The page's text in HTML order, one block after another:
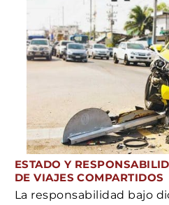
ESTADO Y
DE VIAJES COMPARTIDOS
La responsabilidad bajo